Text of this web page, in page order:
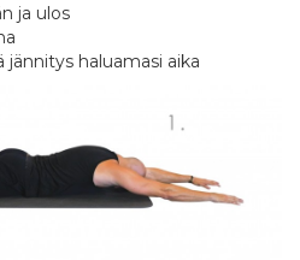
ja ulos
jännitys haluamasi aika